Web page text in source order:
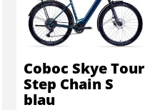
Coboc Skye Tour
Step Chain S
blau